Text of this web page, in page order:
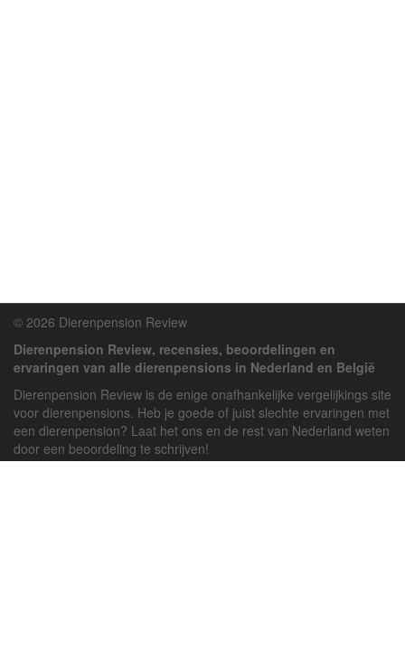
© 2026 Dierenpension Review
Dierenpension Review, recensies, beoordelingen en
ervaringen van alle dierenpensions in Nederland en België
Dierenpension Review is de enige onafhankelijke vergelijkings site
voor dierenpensions. Heb je goede of juist slechte ervaringen met
een dierenpension? Laat het ons en de rest van Nederland weten
door een beoordeling te schrijven!